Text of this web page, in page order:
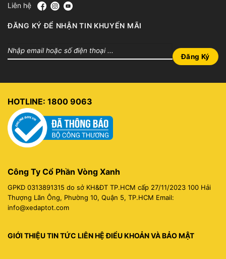
Liên hệ
ĐĂNG KÝ ĐỂ NHẬN TIN KHUYẾN MÃI
HOTLINE: 1800 9063
Công Ty Cổ Phần Vòng Xanh
GPKD 0313891315 do sở KH&ĐT TP.HCM cấp 27/11/2023 100 Hải
Thượng Lãn Ông, Phường 10, Quận 5, TP.HCM Email:
info@xedaptot.com
GIỚI THIỆU TIN TỨC LIÊN HỆ ĐIỂU KHOẢN VÀ BẢO MẬT